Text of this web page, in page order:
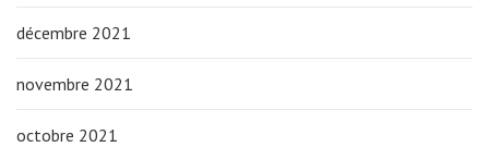
décembre 2021
novembre 2021
octobre 2021